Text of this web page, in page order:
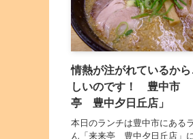
情熱が注がれているか
しいのです！ 豊中市
亭 豊中夕日丘店」
本日のランチは豊中市にある
ん「来来亭 豊中夕日丘店」